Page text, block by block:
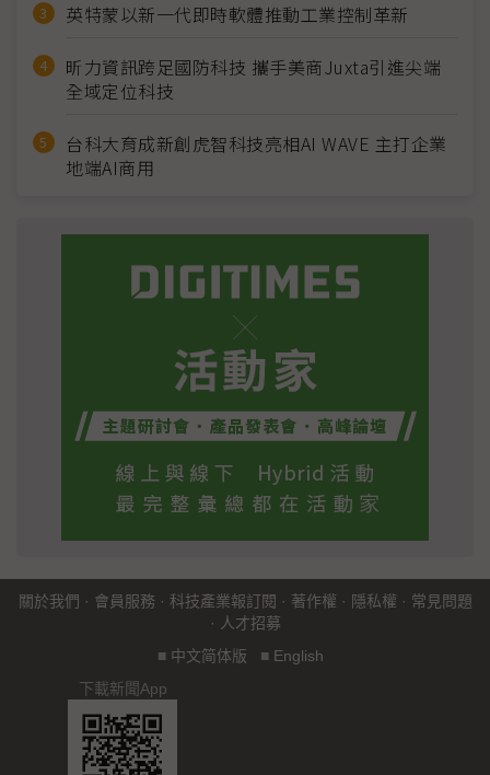
英特蒙以新一代即時軟體推動工業控制革新
昕力資訊跨足國防科技 攜手美商Juxta引進尖端
全域定位科技
台科大育成新創虎智科技亮相AI WAVE 主打企業
地端AI商用
關於我們 · 會員服務 · 科技產業報訂閱 · 著作權 · 隱私權 · 常見問題
· 人才招募
■ 中文简体版 ■ English
下載新聞App